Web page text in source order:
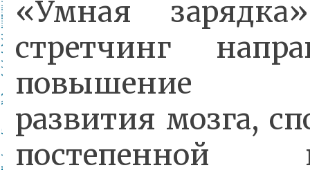
«Умная
стретчинг
повышение
развития мозга,
постепенной